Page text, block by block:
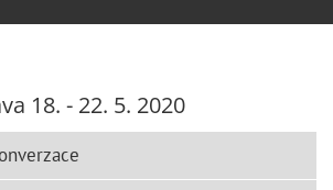
18. - 22. 5. 2020